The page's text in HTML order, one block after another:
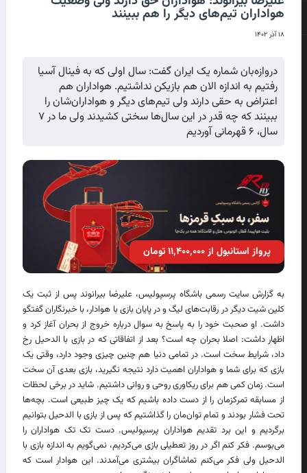
هواداران تیم‌های دیگر را هم ببینند
۱۸ آذر ۱۴۰۲
دروازه‌بان شماره یک ایران گفت: سال اولی که به فینال آسیا
رفتیم به اندازه الان هم بازیکن نداشتیم. هواداران هم
اعتراض به حقی دارند ولی تیم‌های دیگر و هواداران‌شان را
ببینند که چه قدر در این سال‌ها سختی کشیدند ولی ما در ۷
سال، ۶ قهرمانی آوردیم
پرواز استانبول از ۱۱٬۴۰۰٬۰۰۰ تومان
به گزارش سایت رسمی باشگاه پرسپولیس، علیرضا بیرانوند پس از ثبت یک
کلین شیت دیگر در رقابت‌های لیگ و در پایان بازی با هوادار، با خبرنگاران گفتگو
داشت. او صحبت خود را به پاسخ به سوال درباره خروج از بحران آغاز کرد و
اظهار داشت: اصلا بحران چه است؟ بعد از اتفاقاتی که در بازی با الدحیل رخ
داد، شرایط سخت است. در تمامی دنیا هم چنین چیزی وجود دارد، وقتی یک
بازی که برای شما و هواداران اهمیت دارد نتیجه نگیرید، بازی بعدی آن سخت
است. زمان کمی هم برای ریکاوری روحی و روانی داشتیم. شاید در برخی لحظات
از مسابقه تمرکزمان را از دست داده باشیم که یک چیز طبیعی است. بچه‌ها
تحت فشار بودند و تمام توان‌مان را گذاشتیم که پس از بازی با الدحیل بتوانیم
برگردیم و این برد تقدیم هواداران پرسپولیس. دست تک تک هواداران را
می‌بوسم. فکر کنم اگر در روز تعطیلی بازی می‌کردیم، نمی‌گویم به اندازه بازی با
الدحیل ولی فکر می‌کنم تماشاگران بیشتری می‌آمدند. این هوادار است که